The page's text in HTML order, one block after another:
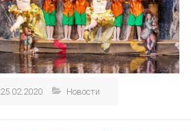
25.02.2020 Новости